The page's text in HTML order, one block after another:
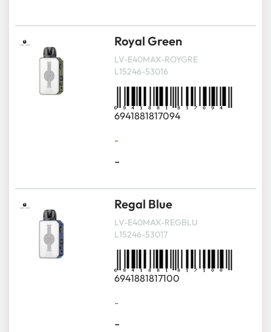
Royal Green
LV-E40MAX-ROYGRE
L15246-53016
6941881817094
-
-
Regal Blue
LV-E40MAX-REGBLU
L15246-53017
6941881817100
-
-